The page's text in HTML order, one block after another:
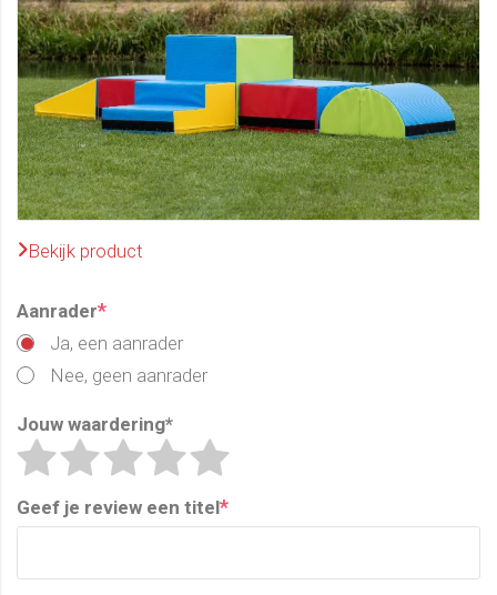
Bekijk product
Aanrader*
Ja, een aanrader
Nee, geen aanrader
Jouw waardering*
Geef je review een titel*